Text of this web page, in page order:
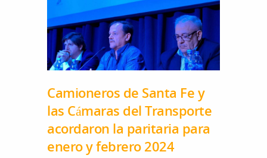
Camioneros de Santa Fe y
las Cámaras del Transporte
acordaron la paritaria para
enero y febrero 2024